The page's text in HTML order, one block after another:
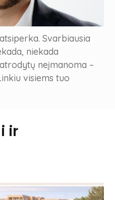
Svarbiausia
niekada
neįmanoma –
visiems tuo
ir